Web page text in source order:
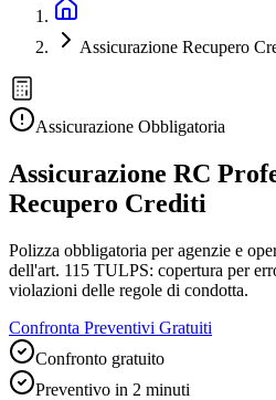
Assicurazione Recupero
Assicurazione Obbligatoria
Assicurazione RC
Recupero Crediti
Polizza obbligatoria per agenzie e
dell'art. 115 TULPS: copertura per
violazioni delle regole di condotta.
Confronta Preventivi Gratuiti
Confronto gratuito
Preventivo in 2 minuti